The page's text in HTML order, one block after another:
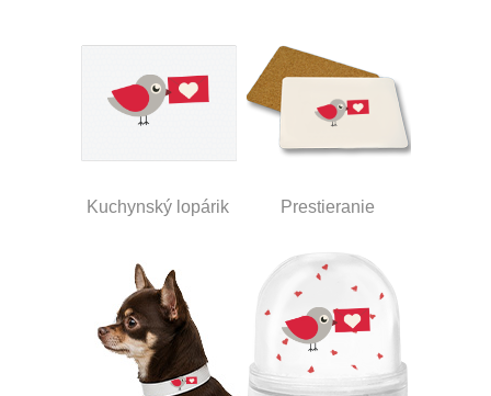
Kuchynský lopárik Prestieranie